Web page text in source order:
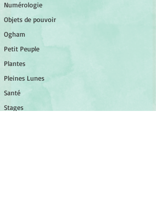
Numérologie
Objets de pouvoir
Ogham
Petit Peuple
Plantes
Pleines Lunes
Santé
Stages